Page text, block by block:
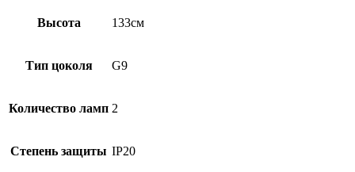
Высота 133см
Тип цоколя G9
Количество ламп 2
Степень защиты IP20